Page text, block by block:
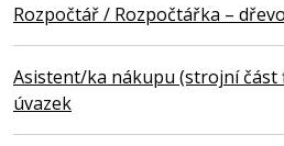
Rozpočtář / Rozpočtářka –
Asistent/ka nákupu (strojní část
úvazek